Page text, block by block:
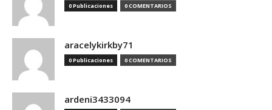
0 Publicaciones 0 COMENTARIOS
aracelykirkby71
0 Publicaciones 0 COMENTARIOS
ardeni3433094